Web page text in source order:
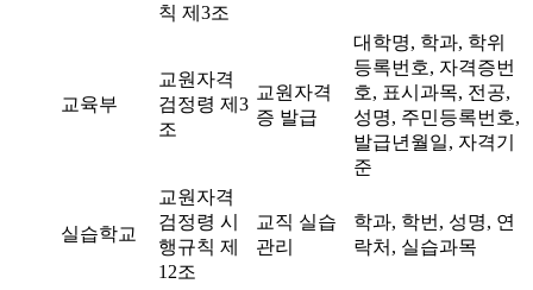
칙 제3조
교육부
교원자격
검정령 제3
조
교원자격
증 발급
대학명, 학과, 학위
등록번호, 자격증번
호, 표시과목, 전공,
성명, 주민등록번호,
발급년월일, 자격기
준
실습학교
교원자격
검정령 시
행규칙 제
12조
교직 실습
관리
학과, 학번, 성명, 연
락처, 실습과목